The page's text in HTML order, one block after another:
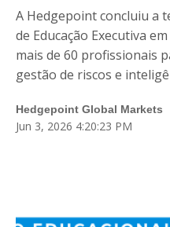
Login
Cadastre-se
A Hedgepoint concluiu a
de Educação Executiva
mais de 60 profissionais
gestão de riscos e
Hedgepoint Global Markets
Jun 3, 2026 4:20:23 PM